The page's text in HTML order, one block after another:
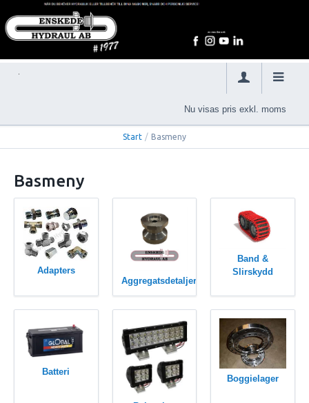
Nu visas pris exkl. moms
Start / Basmeny
Basmeny
Adapters
Aggregatsdetaljer
Band &
Slirskydd
Batteri
Boggielager